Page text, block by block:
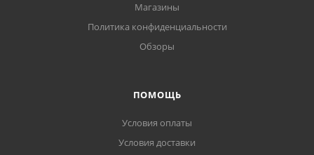
Магазины
Политика конфиденциальности
Обзоры
ПОМОЩЬ
Условия оплаты
Условия доставки